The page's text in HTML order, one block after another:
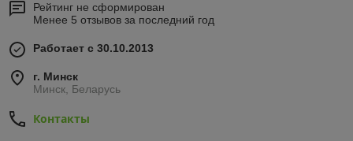
Рейтинг не сформирован
Менее 5 отзывов за последний год
Работает с 30.10.2013
г. Минск
Минск, Беларусь
Контакты